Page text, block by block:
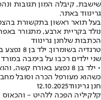
שישבת, קיבלה המון תגובות
גרינווד באתר.
בעל תואר ראשון בתקשורת
נולד בקריית ארבע, מתגורר
הכתבות שלחנן גרינווד
טרגדיה בשומרון: ילד בן 8 נפצע באורח קשה לאחר שרכב על בימבה
שני ילדים רכבו על בימבה
• ילד בן 8 נפצע באורח
כשהוא מעורפל הכרה וסובל
חנן גרינווד12.10.2025
קלקיליה הפכה ללהיט - והכאוס